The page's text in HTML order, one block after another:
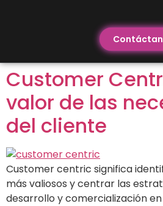
Customer
valor de las
del cliente
Customer centric significa
más valiosos y centrar las
desarrollo y comercialización en